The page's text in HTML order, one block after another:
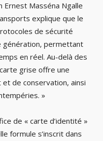
Ernest Masséna Ngalle
explique que le
de sécurité
génération, permettant
en réel. Au-delà des
grise offre une
de conservation, ainsi
»
de « carte d’identité »
formule s’inscrit dans